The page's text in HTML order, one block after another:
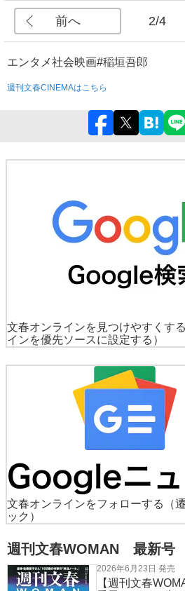
前へ 2/4
エンタメ社会映画#稲垣吾郎
週刊文春CINEMAはこちら
文春オンラインを見つけやすくする
インを優先ソースに設定する）
文春オンラインをフォローする
（
ック）
週刊文春WOMAN 最新号
2026年6月23日 発売
【週刊文春